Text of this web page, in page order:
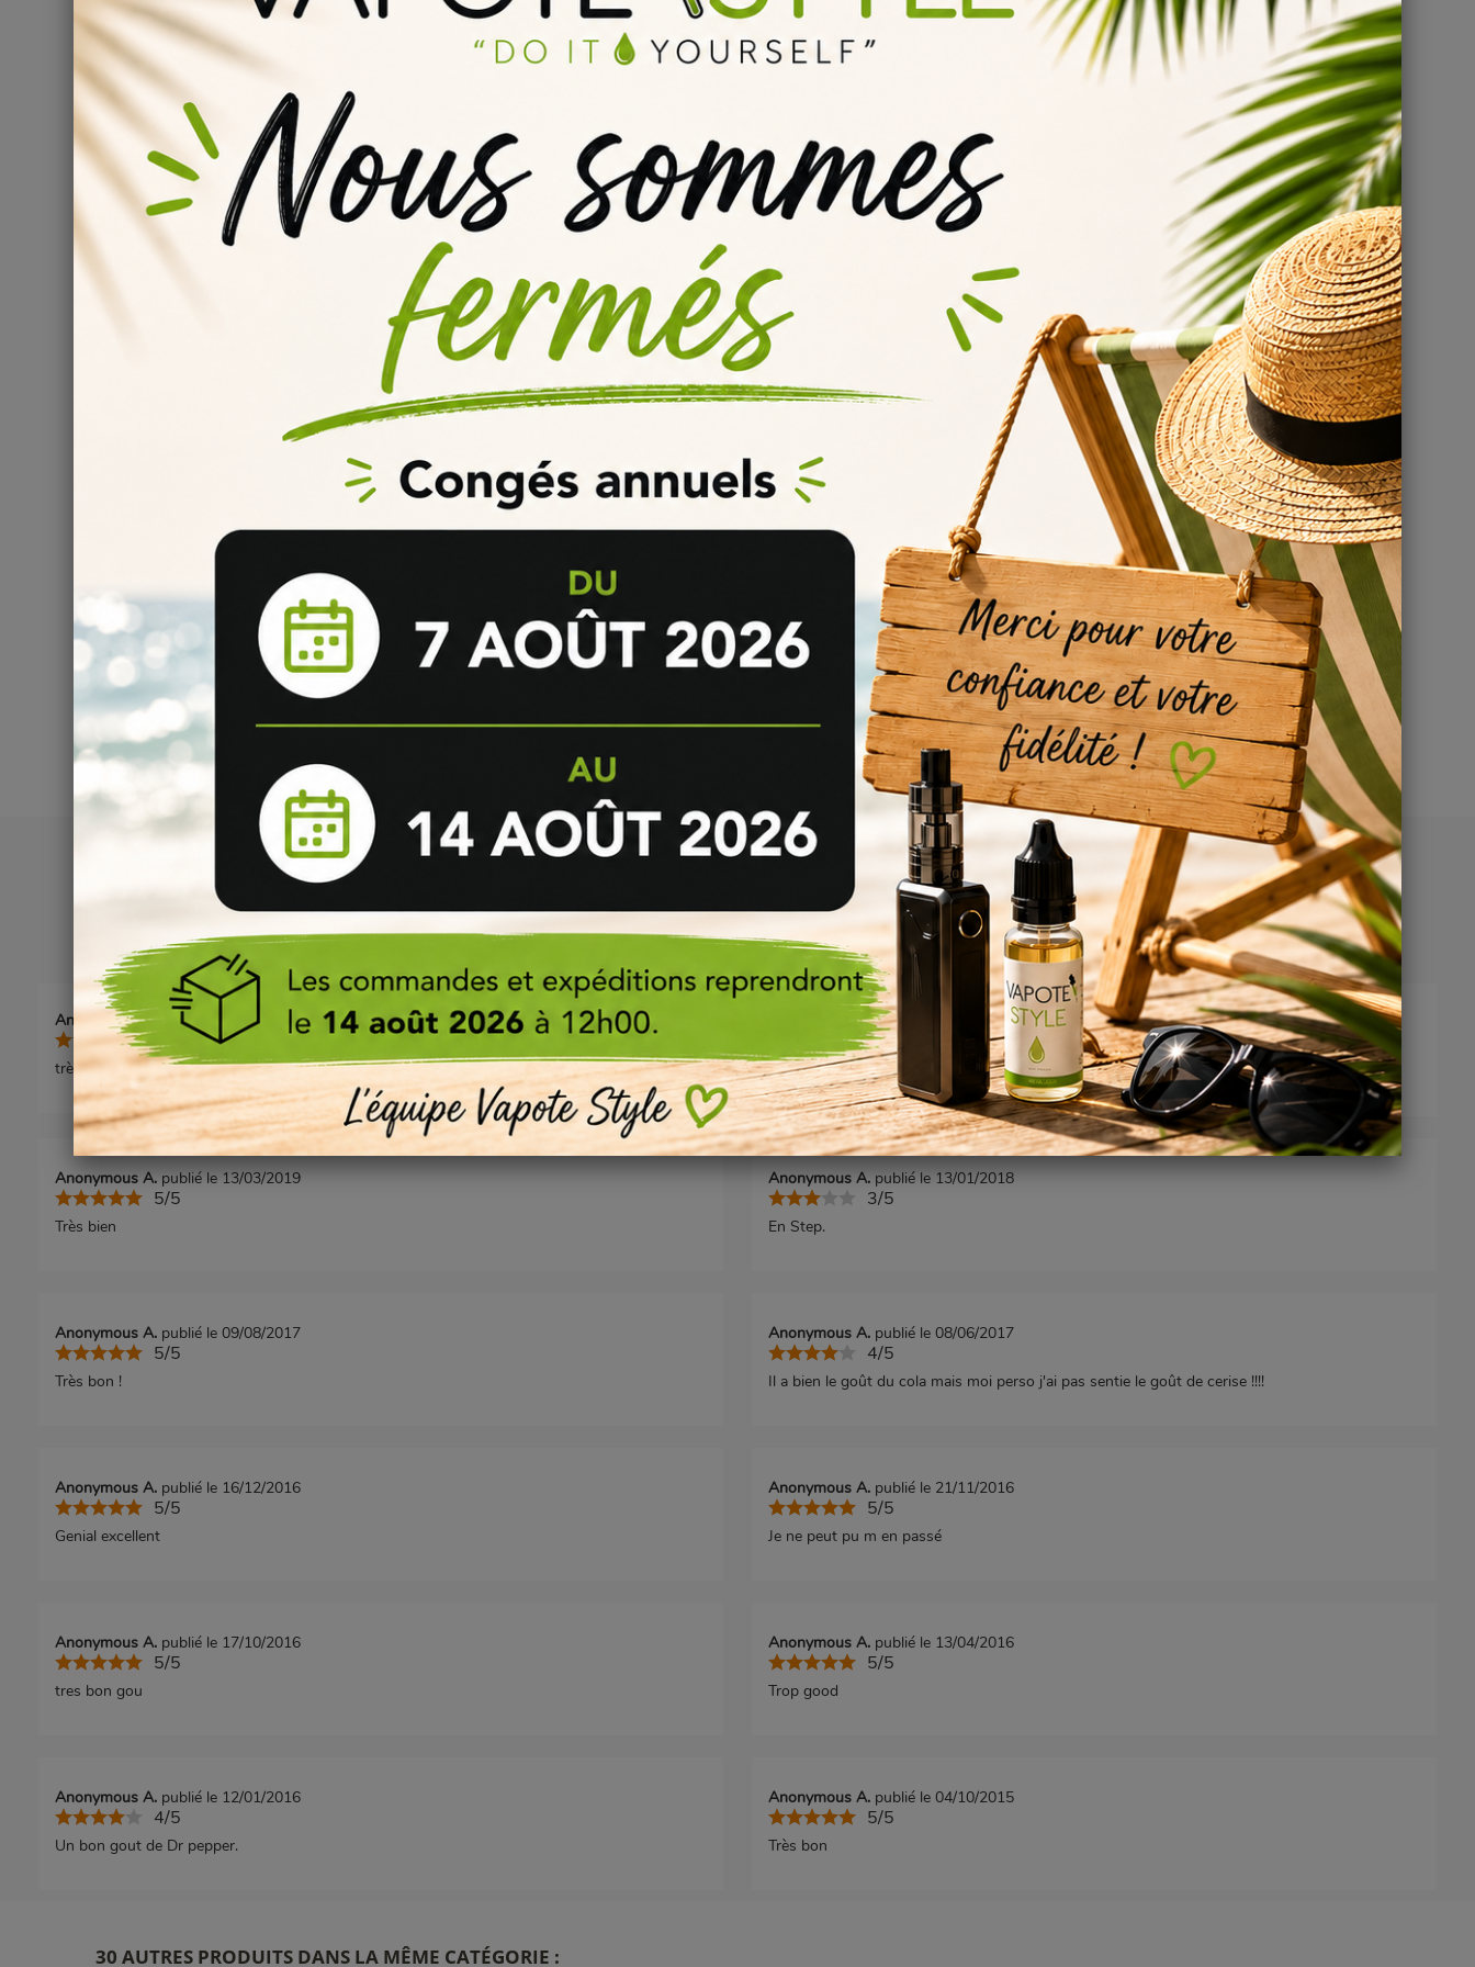
Composition :
Propylène Glycol &
Arôme concentré
Comment bien conserver ses arômes ?
Il est fortement recommandé pour une conservation à long terme de stocker les
arômes diy ou un concentré e-liquide
température basse... toutes les informations sont disponibles dans la rubrique
Comment bien steeper son e-liquide diy ?
La maturation d'un e-liquide diy est essentiel et importante afin d'obtenir le meilleur de l'arôme diy ou sont concentré e-
liquide.
Nous vous invitons à bien lire lesinformations sur la méthodologie de la maturation de vos arômes diy et concentré diy.
Ajouter des Additifs ?
Vous souhaitez ajouter des effets sucrées, acidulées, caramélisées etc. ou tout autres effets à vos e-liquides diy, pensez à
additifs diy, vous pourrez ainsi et facilement trouver les additifs diy que vous avez besoin
Poser une question
Based on12customer reviews
Anonymous A. publié le 03/07/2020
5/5
très bien
Anonymous A.publié le 06/03/2020
5/5
Très bonne saveur
Anonymous A. publié le 13/03/2019
5/5
Très bien
Anonymous A. publié le 13/01/2018
3/5
En Step.
Anonymous A. publié le 09/08/2017
5/5
Très bon !
Anonymous A. publié le 08/06/2017
4/5
Il a bien le goût du cola mais moi perso j'ai pas sentie le goût de cerise !!!!
Anonymous A. publié le 16/12/2016
5/5
Genial excellent
Anonymous A. publié le 21/11/2016
5/5
Je ne peut pu m en passé
Anonymous A. publié le 17/10/2016
5/5
tres bon gou
Anonymous A. publié le 13/04/2016
5/5
Trop good
Anonymous A. publié le 12/01/2016
4/5
Un bon gout de Dr pepper.
Anonymous A. publié le 04/10/2015
5/5
Très bon
30 AUTRES PRODUITS DANS LA MÊME CATÉGORIE :